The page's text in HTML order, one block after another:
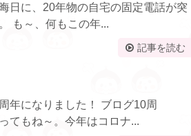
日に、20年物の自宅の固定電話が突
も～、何もこの年...
記事を読む
年になりました！ ブログ10周
てもね～。今年はコロナ...